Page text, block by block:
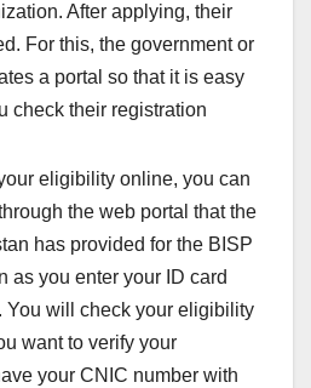
After applying, their
For this, the government or
a portal so that it is easy
check their registration
eligibility online, you can
the web portal that the
has provided for the BISP
as you enter your ID card
You will check your eligibility
want to verify your
your CNIC number with